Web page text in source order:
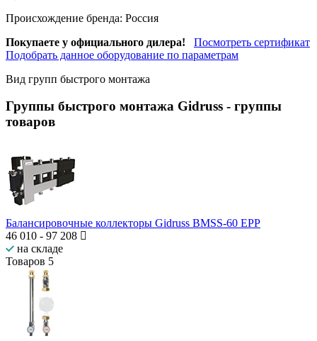
Происхождение бренда: Россия
Покупаете у официального дилера!
Посмотреть сертификат
Подобрать данное оборудование по параметрам
Вид групп быстрого монтажа
Группы быстрого монтажа Gidruss - группы
товаров
Балансировочные коллекторы Gidruss BMSS-60 EPP
46 010 - 97 208
на складе
Товаров 5